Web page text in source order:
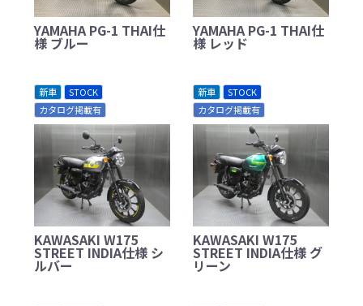
YAMAHA PG-1 THAI仕
様 ブルー
YAMAHA PG-1 THAI仕
様 レッド
新車
STOCK
カタログ掲載有
KAWASAKI W175
STREET INDIA仕様 シ
ルバー
新車
STOCK
カタログ掲載有
KAWASAKI W175
STREET INDIA仕様 グ
リーン